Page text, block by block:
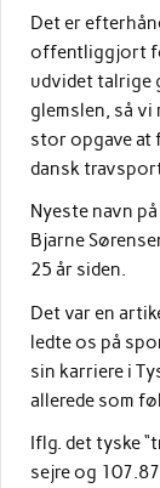
Det er
offentliggjort
udvidet talrige
glemslen, så vi
stor opgave at
dansk
Nyeste navn
Bjarne
25 år siden.
Det var en
ledte os på
sin karriere i
allerede som
Iflg. det tyske
sejre og